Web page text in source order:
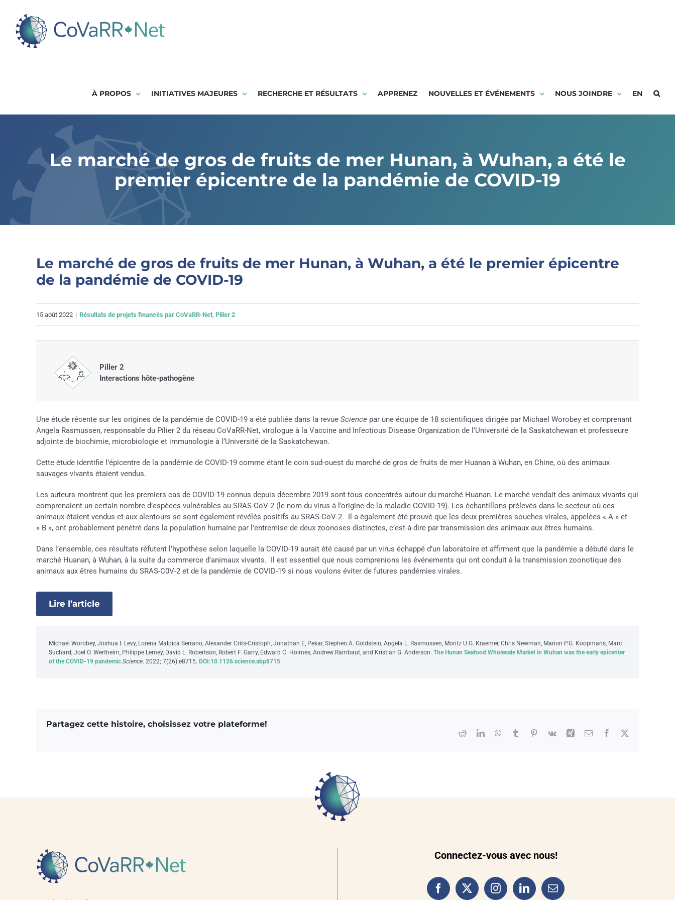
content
À PROPOS INITIATIVES MAJEURES RECHERCHE ET RÉSULTATS APPRENEZ NOUVELLES ET ÉVÉNEMENTS NOUS JOINDRE EN
Le marché de gros de fruits de mer Hunan, à Wuhan, a été le
premier épicentre de la pandémie de COVID-19
Le marché de gros de fruits de mer Hunan, à Wuhan, a été le premier épicentre
de la pandémie de COVID-19
15 août 2022 | Résultats de projets financés par CoVaRR-Net, Pilier 2
Piller 2
Interactions hôte-pathogène
Une étude récente sur les origines de la pandémie de COVID-19 a été publiée dans la revue Science par une équipe de 18 scientifiques dirigée par Michael Worobey et comprenant
Angela Rasmussen, responsable du Pilier 2 du réseau CoVaRR-Net, virologue à la Vaccine and Infectious Disease Organization de l’Université de la Saskatchewan et professeure
adjointe de biochimie, microbiologie et immunologie à l’Université de la Saskatchewan.
Cette étude identifie l’épicentre de la pandémie de COVID-19 comme étant le coin sud-ouest du marché de gros de fruits de mer Huanan à Wuhan, en Chine, où des animaux
sauvages vivants étaient vendus.
Les auteurs montrent que les premiers cas de COVID-19 connus depuis décembre 2019 sont tous concentrés autour du marché Huanan. Le marché vendait des animaux vivants qui
comprenaient un certain nombre d’espèces vulnérables au SRAS-CoV-2 (le nom du virus à l’origine de la maladie COVID-19). Les échantillons prélevés dans le secteur où ces
animaux étaient vendus et aux alentours se sont également révélés positifs au SRAS-CoV-2. Il a également été prouvé que les deux premières souches virales, appelées « A » et
« B », ont probablement pénétré dans la population humaine par l’entremise de deux zoonoses distinctes, c’est-à-dire par transmission des animaux aux êtres humains.
Dans l’ensemble, ces résultats réfutent l’hypothèse selon laquelle la COVID-19 aurait été causé par un virus échappé d’un laboratoire et affirment que la pandémie a débuté dans le
marché Huanan, à Wuhan, à la suite du commerce d’animaux vivants. Il est essentiel que nous comprenions les événements qui ont conduit à la transmission zoonotique des
animaux aux êtres humains du SRAS-C0V-2 et de la pandémie de COVID-19 si nous voulons éviter de futures pandémies virales.
Lire l’article
Michael Worobey, Joshua I. Levy, Lorena Malpica Serrano, Alexander Crits-Cristoph, Jonathan E, Pekar, Stephen A. Goldstein, Angela L. Rasmussen, Moritz U.G. Kraemer, Chris Newman, Marion P.G. Koopmans, Marc
Suchard, Joel O. Wertheim, Philippe Lemey, David L. Robertson, Robert F. Garry, Edward C. Holmes, Andrew Rambaut, and Kristian G. Anderson. The Hunan Seafood Wholesale Market in Wuhan was the early epicenter
of the COVID-19 pandemic.Science. 2022; 7(26):e8715. DOI:10.1126.science.abp8715.
Partagez cette histoire, choisissez votre plateforme!
Facebook
RedditLinkedInWhatsApp
Tumblr Pinterest
Vk Xing Courriel
Connectez-vous avec nous!